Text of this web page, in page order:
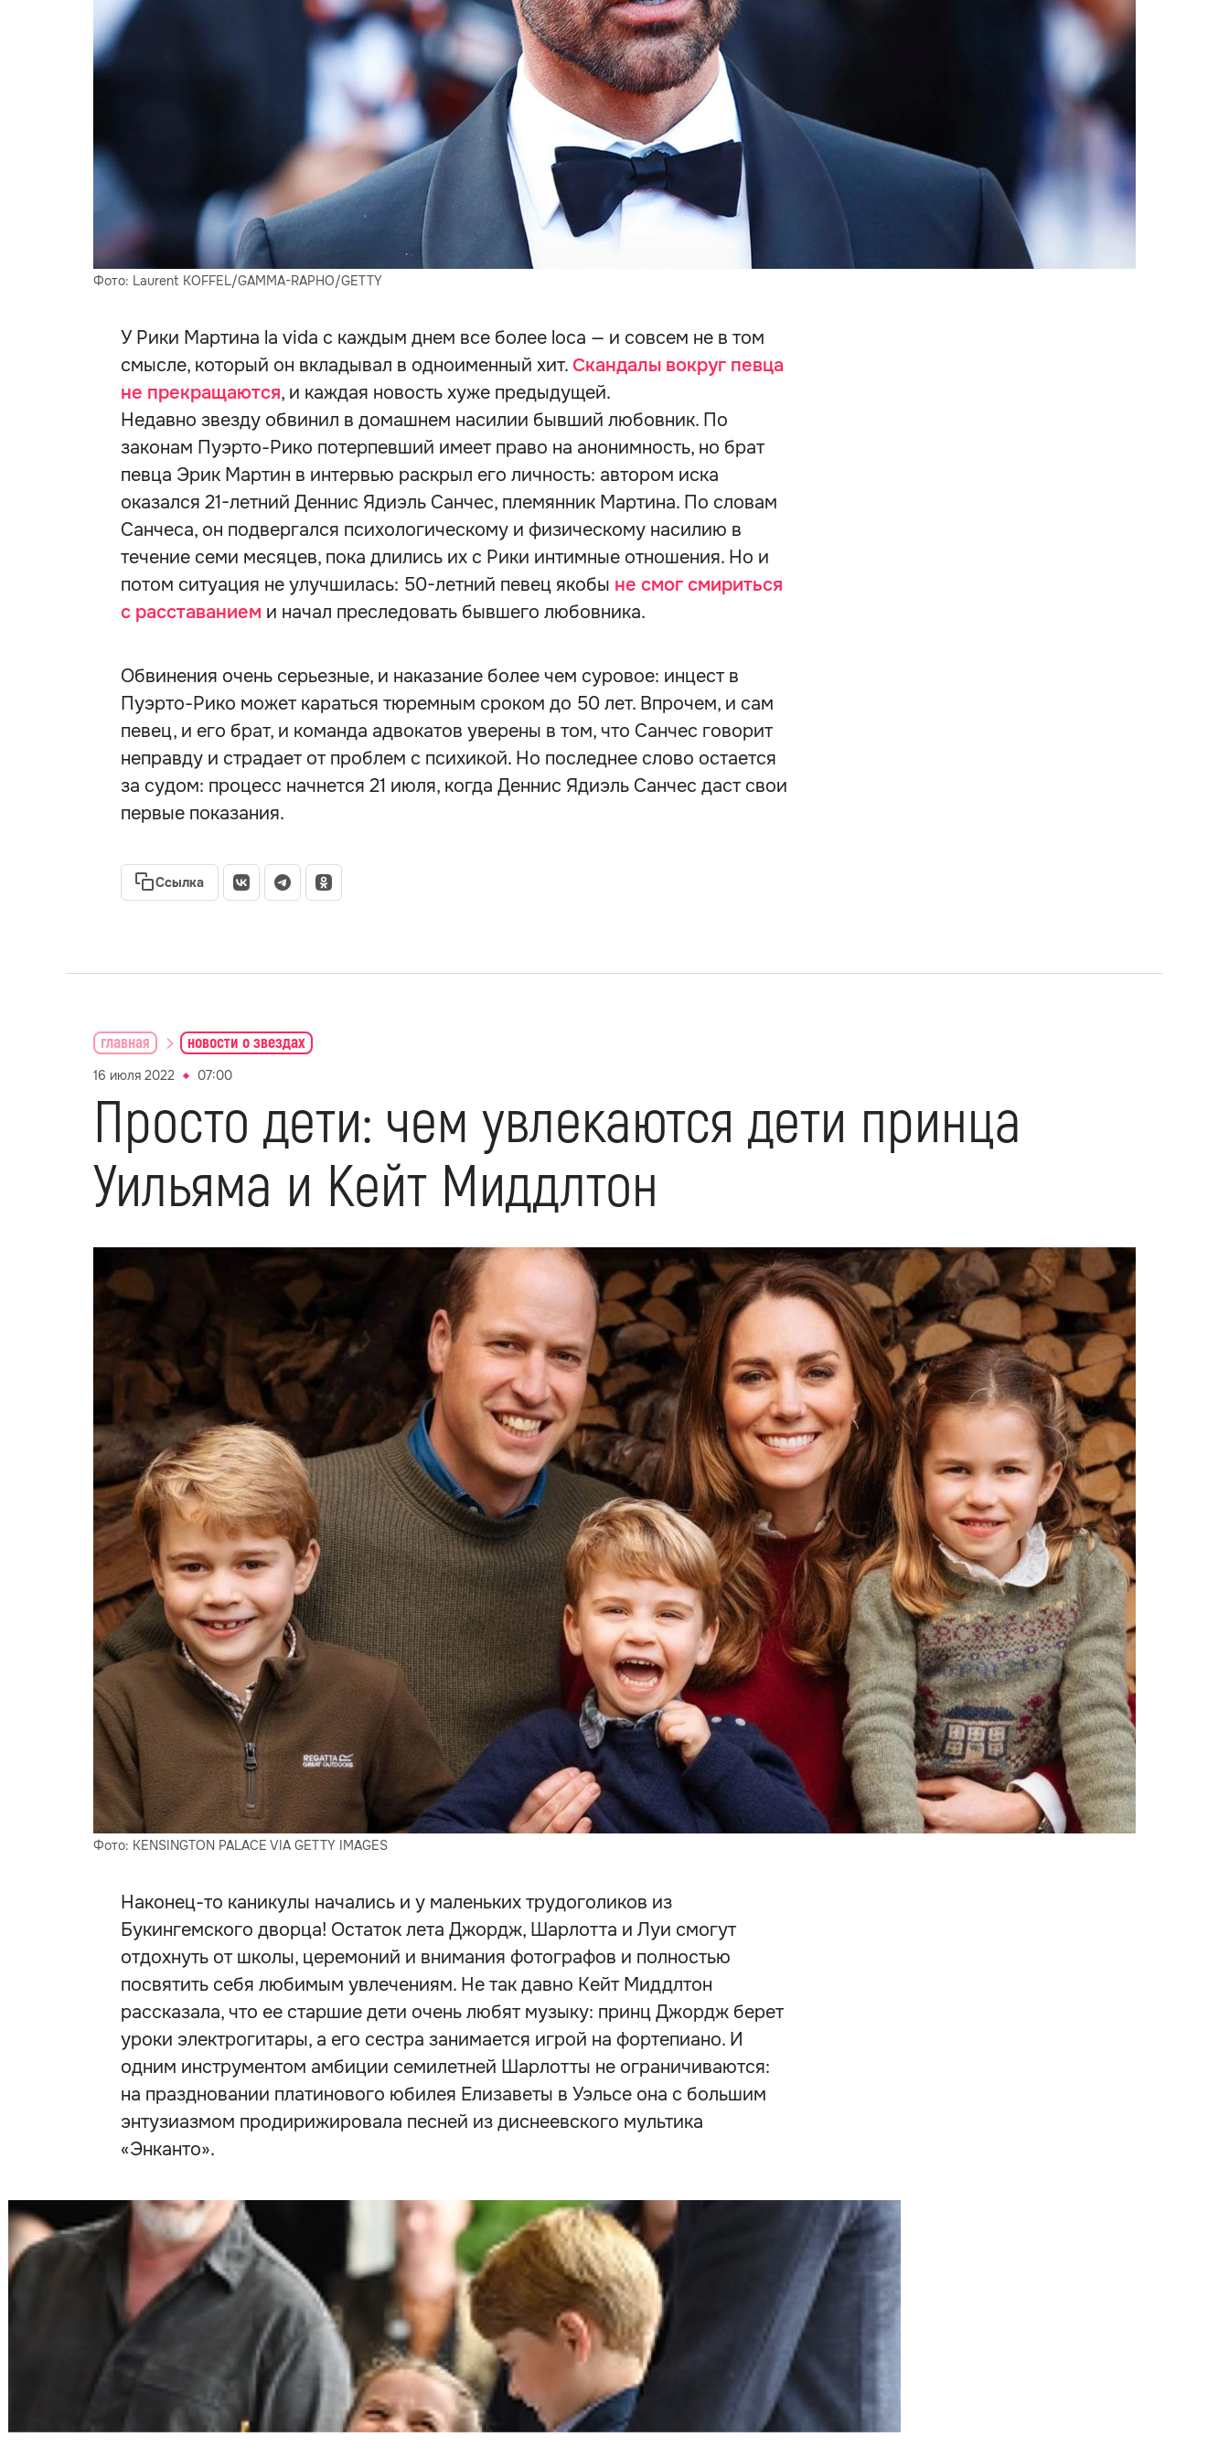
Фото: Laurent KOFFEL/GAMMA-RAPHO/GETTY
У Рики Мартина la vida с каждым днем все более loca — и совсем не в том
смысле, который он вкладывал в одноименный хит. Скандалы вокруг певца
не прекращаются, и каждая новость хуже предыдущей.
Недавно звезду обвинил в домашнем насилии бывший любовник. По
законам Пуэрто-Рико потерпевший имеет право на анонимность, но брат
певца Эрик Мартин в интервью раскрыл его личность: автором иска
оказался 21-летний Деннис Ядиэль Санчес, племянник Мартина. По словам
Санчеса, он подвергался психологическому и физическому насилию в
течение семи месяцев, пока длились их с Рики интимные отношения. Но и
потом ситуация не улучшилась: 50-летний певец якобы не смог смириться
с расставанием и начал преследовать бывшего любовника.
Обвинения очень серьезные, и наказание более чем суровое: инцест в
Пуэрто-Рико может караться тюремным сроком до 50 лет. Впрочем, и сам
певец, и его брат, и команда адвокатов уверены в том, что Санчес говорит
неправду и страдает от проблем с психикой. Но последнее слово остается
за судом: процесс начнется 21 июля, когда Деннис Ядиэль Санчес даст свои
первые показания.
Ссылка
главная новости о звездах
16 июля 2022 07:00
Просто дети: чем увлекаются дети принца
Уильяма и Кейт Миддлтон
Фото: KENSINGTON PALACE VIA GETTY IMAGES
Наконец-то каникулы начались и у маленьких трудоголиков из
Букингемского дворца! Остаток лета Джордж, Шарлотта и Луи смогут
отдохнуть от школы, церемоний и внимания фотографов и полностью
посвятить себя любимым увлечениям. Не так давно Кейт Миддлтон
рассказала, что ее старшие дети очень любят музыку: принц Джордж берет
уроки электрогитары, а его сестра занимается игрой на фортепиано. И
одним инструментом амбиции семилетней Шарлотты не ограничиваются:
на праздновании платинового юбилея Елизаветы в Уэльсе она с большим
энтузиазмом продирижировала песней из диснеевского мультика
«Энканто».